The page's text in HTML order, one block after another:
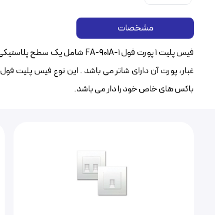
مشخصات
غبار، پورت آن دارای شاتر می باشد . این نوع فیس پلیت
باکس های خاص خود را دار می باشد.